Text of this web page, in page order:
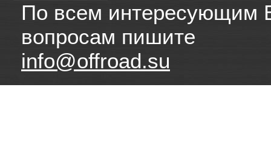
По всем интересующим
вопросам пишите
info@offroad.su